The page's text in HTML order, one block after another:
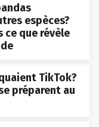
espèces?
ce que révèle
TikTok?
préparent au